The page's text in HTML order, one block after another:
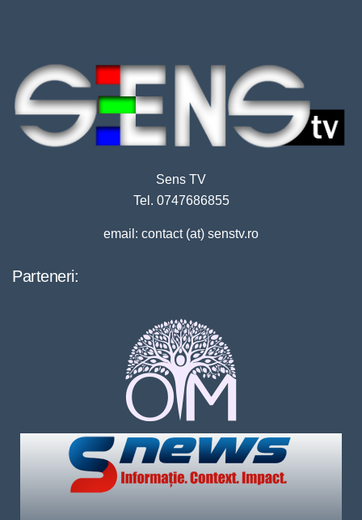
Sens TV
Tel. 0747686855
email: contact (at) senstv.ro
Parteneri: